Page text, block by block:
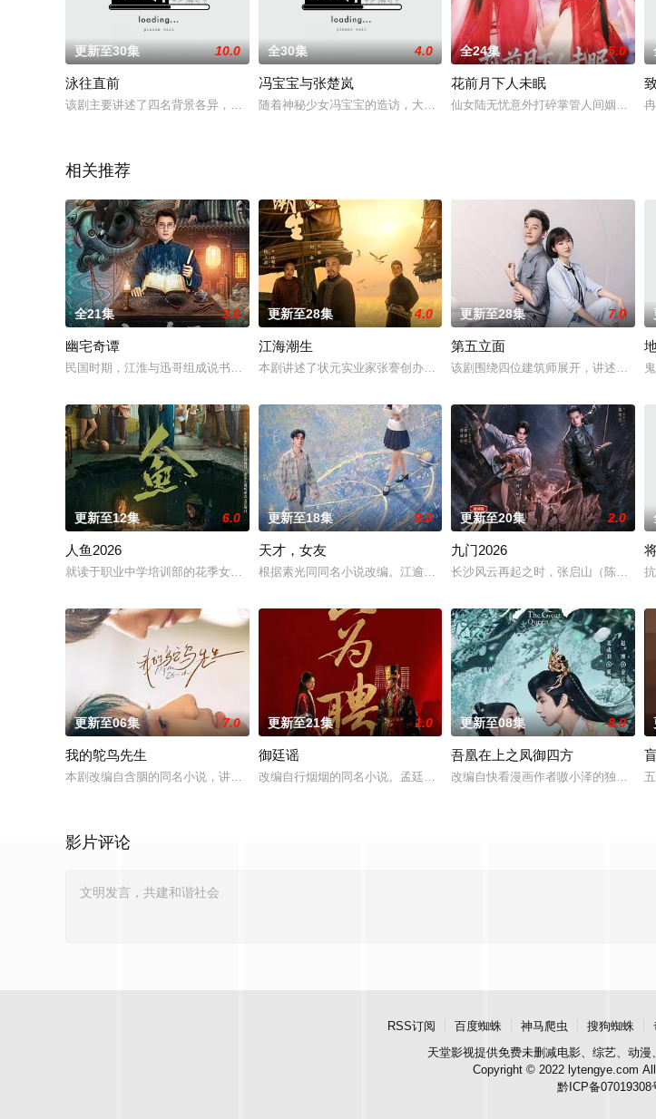
更新至30集 10.0
泳往直前
该剧主要讲述了四名背景各异，独具个性的少年在泳池奋力拼搏、执着追梦的故事。
全30集 4.0
冯宝宝与张楚岚
随着神秘少女冯宝宝的造访，大学生张楚岚的平静校园生活被彻底颠覆。急
全24集 5.0
花前月下人未眠
仙女陆无忧意外打碎掌管人间姻缘的结
相关推荐
全21集 3.0
幽宅奇谭
民国时期，江淮与迅哥组成说书班子，偶遇“白天人住屋，晚上鬼占房”的阴阳宅，江淮被掳
更新至28集 4.0
江海潮生
本剧讲述了状元实业家张謇创办大生企业，实业报国的故事。甲午战争后，
更新至28集 7.0
第五立面
该剧围绕四位建筑师展开，讲述了他们
更新至12集 6.0
人鱼2026
就读于职业中学培训部的花季女生苏琳（黄杨钿甜 饰），虽自小被父母忽视，在艰苦环境中
更新至18集 9.0
天才，女友
根据素光同同名小说改编。江逾白长大以后，林知夏忽然对他说：“江逾白，
更新至20集 2.0
九门2026
长沙风云再起之时，张启山（陈伟霆
更新至06集 7.0
我的鸵鸟先生
本剧改编自含胭的同名小说，讲述了邻家女孩庞倩（苏晓彤 饰）与童年时因一场意外落下身
更新至21集 1.0
御廷谣
改编自行烟烟的同名小说。孟廷辉，大平王朝有史以来个以女子进士科三元
更新至08集 8.0
吾凰在上之凤御四方
改编自快看漫画作者嗷小泽的独家连载
影片评论
RSS订阅 百度蜘蛛 神马爬虫 搜狗蜘蛛
天堂影视提供免费未删减电影、综艺、动
Copyright © 2022 lytengye.com
黔ICP备07019308